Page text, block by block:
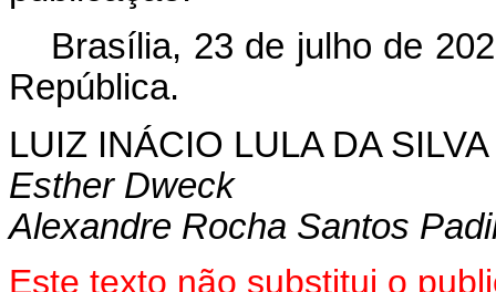
Brasília, 23 de julho de
República.
LUIZ INÁCIO LULA DA SILVA
Esther Dweck
Alexandre Rocha Santos
Este texto não substitui o